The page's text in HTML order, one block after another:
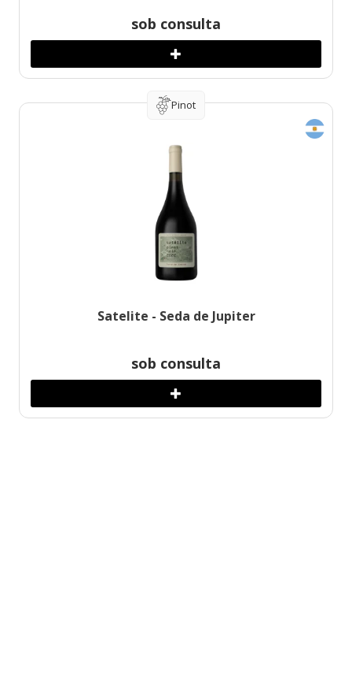
sob consulta
Pinot
Satelite - Seda de Jupiter
sob consulta